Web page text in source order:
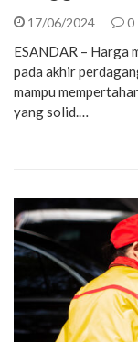
17/06/2024 0
ESANDAR – Harga
pada akhir
mampu
yang solid.…